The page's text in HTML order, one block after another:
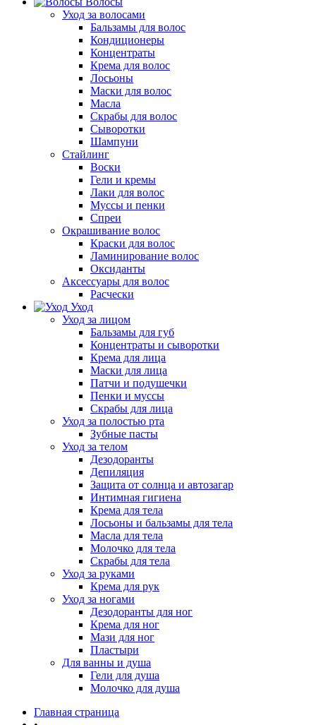
Уход за волосами
Бальзамы для волос
Кондиционеры
Концентраты
Крема для волос
Лосьоны
Маски для волос
Масла
Скрабы для волос
Сыворотки
Шампуни
Стайлинг
Воски
Гели и кремы
Лаки для волос
Муссы и пенки
Спреи
Окрашивание волос
Краски для волос
Ламинирование волос
Оксиданты
Аксессуары для волос
Расчески
Уход
Уход за лицом
Бальзамы для губ
Концентраты и сыворотки
Крема для лица
Маски для лица
Патчи и подушечки
Пенки и муссы
Скрабы для лица
Уход за полостью рта
Зубные пасты
Уход за телом
Дезодоранты
Депиляция
Защита от солнца и автозагар
Интимная гигиена
Крема для тела
Лосьоны и бальзамы для тела
Масла для тела
Молочко для тела
Скрабы для тела
Уход за руками
Крема для рук
Уход за ногами
Дезодоранты для ног
Крема для ног
Мази для ног
Пластыри
Для ванны и душа
Гели для душа
Молочко для душа
Главная страница